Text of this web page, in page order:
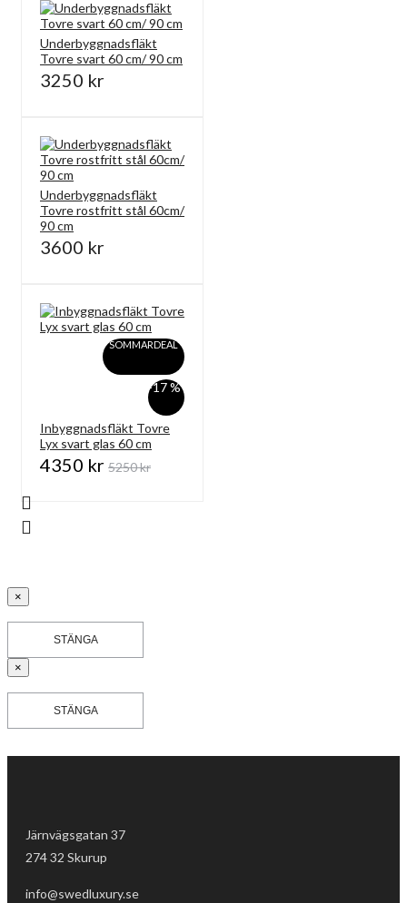
Underbyggnadsfläkt
Tovre svart 60 cm/ 90 cm
3250 kr
Underbyggnadsfläkt
Tovre rostfritt stål 60cm/
90 cm
3600 kr
SOMMARDEAL
-17 %
Inbyggnadsfläkt Tovre
Lyx svart glas 60 cm
4350 kr 5250 kr
×
STÄNGA
×
STÄNGA
Järnvägsgatan 37
274 32 Skurup
info@swedluxury.se